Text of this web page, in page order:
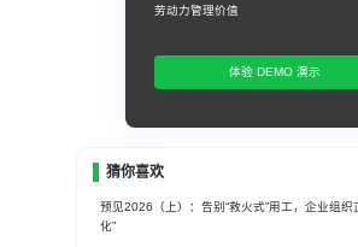
劳动力管理价值
体验 DEMO 演示
猜你喜欢
预见2026（上）：告别“救火式”用工，企业组织
化”